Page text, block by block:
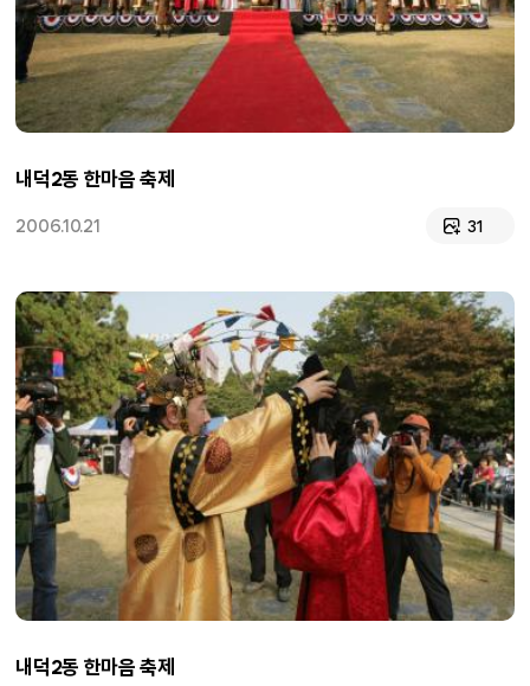
내덕2동 한마음 축제
2006.10.21 31
내덕2동 한마음 축제